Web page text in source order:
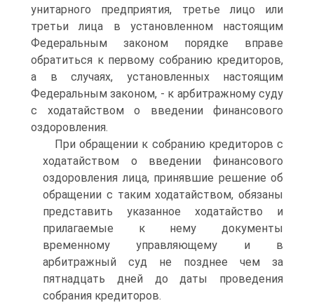
унитарного предприятия, третье лицо или
третьи лица в установленном настоящим
Федеральным законом порядке вправе
обратиться к первому собранию кредиторов,
а в случаях, установленных настоящим
Федеральным законом, - к арбитражному суду
с ходатайством о введении финансового
оздоровления.
При обращении к собранию кредиторов с
ходатайством о введении финансового
оздоровления лица, принявшие решение об
обращении с таким ходатайством, обязаны
представить указанное ходатайство и
прилагаемые к нему документы
временному управляющему и в
арбитражный суд не позднее чем за
пятнадцать дней до даты проведения
собрания кредиторов.